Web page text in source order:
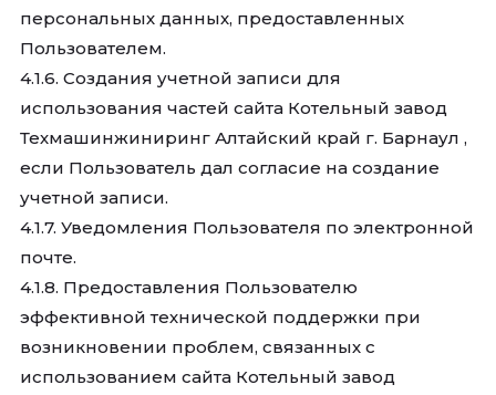
персональных данных, предоставленных
Пользователем.
4.1.6. Создания учетной записи для
использования частей сайта Котельный завод
Техмашинжиниринг Алтайский край г. Барнаул ,
если Пользователь дал согласие на создание
учетной записи.
4.1.7. Уведомления Пользователя по электронной
почте.
4.1.8. Предоставления Пользователю
эффективной технической поддержки при
возникновении проблем, связанных с
использованием сайта Котельный завод